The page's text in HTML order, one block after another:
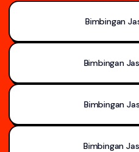
Bimbingan
Bimbingan
Bimbingan
Bimbingan